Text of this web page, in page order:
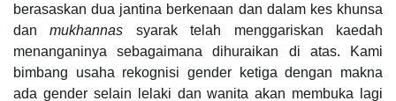
berasaskan dua jantina berkenaan dan dalam kes khunsa
danmukhannas syarak telah menggariskan kaedah
menanganinya sebagaimana dihuraikan di atas. Kami
bimbang usaha rekognisi gender ketiga dengan makna
ada gender selain lelaki dan wanita akan membuka lagi